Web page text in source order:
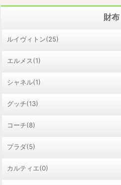
財布
ルイヴィトン(25)
エルメス(1)
シャネル(1)
グッチ(13)
コーチ(8)
プラダ(5)
カルティエ(0)